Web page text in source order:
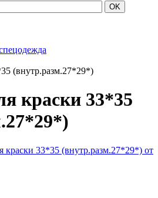
(внутр.разм.27*29*)
краски 33*35